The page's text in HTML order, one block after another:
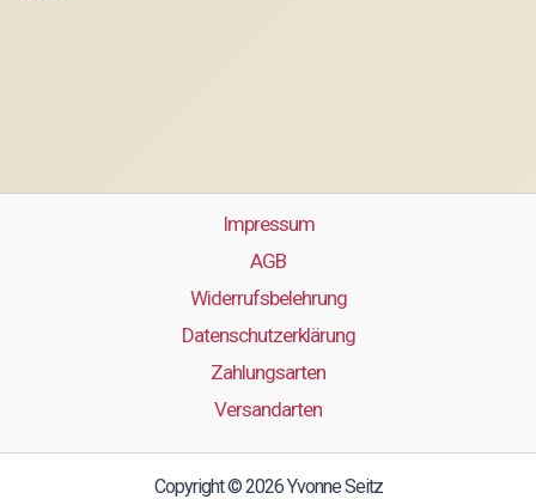
Impressum
AGB
Widerrufsbelehrung
Datenschutzerklärung
Zahlungsarten
Versandarten
Copyright © 2026 Yvonne Seitz